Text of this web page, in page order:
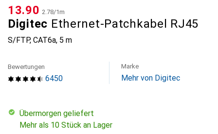
Digitec Ethernet-Patchkabel RJ45
S/FTP, CAT6a, 5 m
CHF
13.90 CHF
2.78/1m
6450
Bewertungen Marke
Mehr von Digitec
übermorgen geliefert
Mehr als 10 Stück an Lager